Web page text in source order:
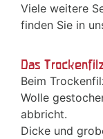
Viele weitere
finden Sie in
Das
Beim
Wolle
abbricht.
Dicke und